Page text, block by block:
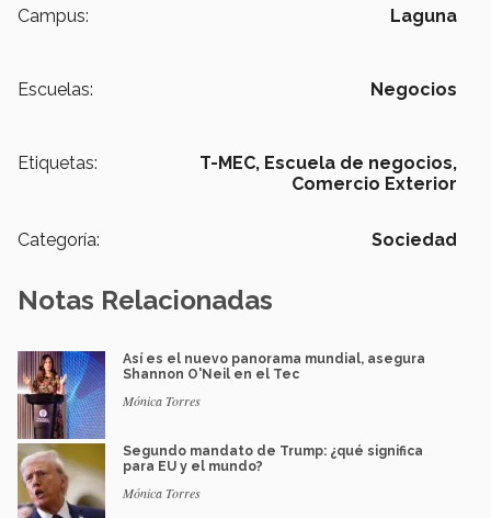
Campus: Laguna
Escuelas: Negocios
Etiquetas: T-MEC, Escuela de negocios,
Comercio Exterior
Categoría: Sociedad
Notas Relacionadas
Así es el nuevo panorama mundial, asegura
Shannon O'Neil en el Tec
Mónica Torres
Segundo mandato de Trump: ¿qué significa
para EU y el mundo?
Mónica Torres